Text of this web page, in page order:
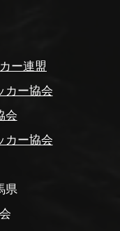
ー連盟
カー協会
会
カー協会
県